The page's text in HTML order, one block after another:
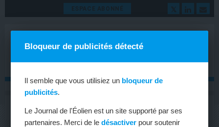
ESPACE ABONNÉ
MENU
Bloqueur de publicités détecté
Il semble que vous utilisiez un bloqueur de
publicités.
Le Journal de l'Éolien est un site supporté par ses
partenaires. Merci de ledésactiver pour soutenir